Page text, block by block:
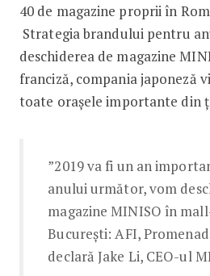
40 de magazine proprii în
Strategia brandului pentru
deschiderea de magazine
franciză, compania japoneză
toate orașele importante din
”2019 va fi un an
anului următor, vom
magazine MINISO în
București: AFI,
declară Jake Li, CEO-ul